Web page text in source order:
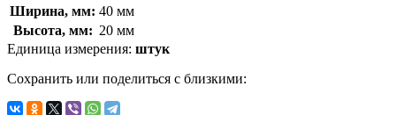
Ширина, мм: 40 мм
Высота, мм: 20 мм
Единица измерения: штук
Сохранить или поделиться с близкими: